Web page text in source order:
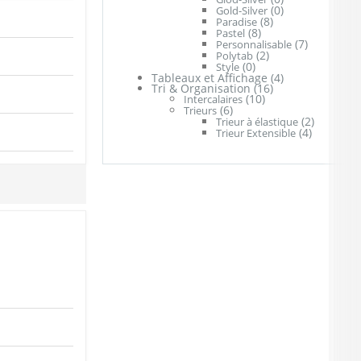
Gold-Silver (0)
Paradise (8)
Pastel (8)
Personnalisable (7)
Polytab (2)
Style (0)
Tableaux et Affichage (4)
Tri & Organisation (16)
Intercalaires (10)
Trieurs (6)
Trieur à élastique (2)
Trieur Extensible (4)